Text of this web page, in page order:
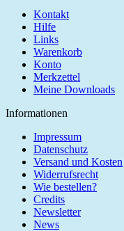
Kontakt
Hilfe
Links
Warenkorb
Konto
Merkzettel
Meine Downloads
Informationen
Impressum
Datenschutz
Versand und Kosten
Widerrufsrecht
Wie bestellen?
Credits
Newsletter
News